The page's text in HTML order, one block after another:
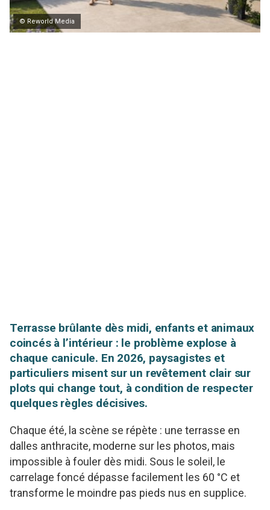
© Reworld Media
Terrasse brûlante dès midi, enfants et animaux
coincés à l’intérieur : le problème explose à
chaque canicule. En 2026, paysagistes et
particuliers misent sur un revêtement clair sur
plots qui change tout, à condition de respecter
quelques règles décisives.
Chaque été, la scène se répète : une terrasse en
dalles anthracite, moderne sur les photos, mais
impossible à fouler dès midi. Sous le soleil, le
carrelage foncé dépasse facilement les 60 °C et
transforme le moindre pas pieds nus en supplice.